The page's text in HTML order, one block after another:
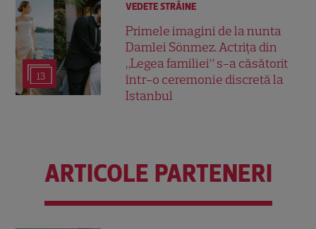
13
VEDETE STRĂINE
Primele imagini de la nunta
Damlei Sönmez. Actrița din
„Legea familiei” s-a căsătorit
într-o ceremonie discretă la
Istanbul
ARTICOLE PARTENERI